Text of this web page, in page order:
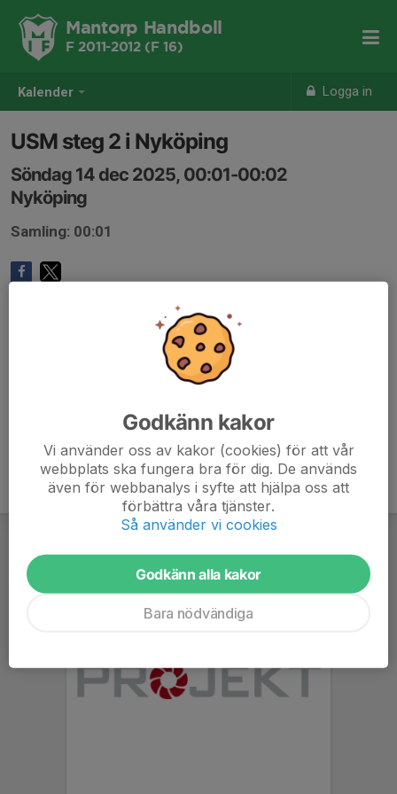
Kalender Logga in
Mantorp Handboll
F 2011-2012 (F 16)
USM steg 2 i Nyköping
Söndag 14 dec 2025, 00:01-00:02
Nyköping
Samling: 00:01
Godkänn kakor
Vi använder oss av kakor (cookies) för att vår
webbplats ska fungera bra för dig. De används
även för webbanalys i syfte att hjälpa oss att
förbättra våra tjänster.
Så använder vi cookies
Godkänn alla kakor
Bara nödvändiga